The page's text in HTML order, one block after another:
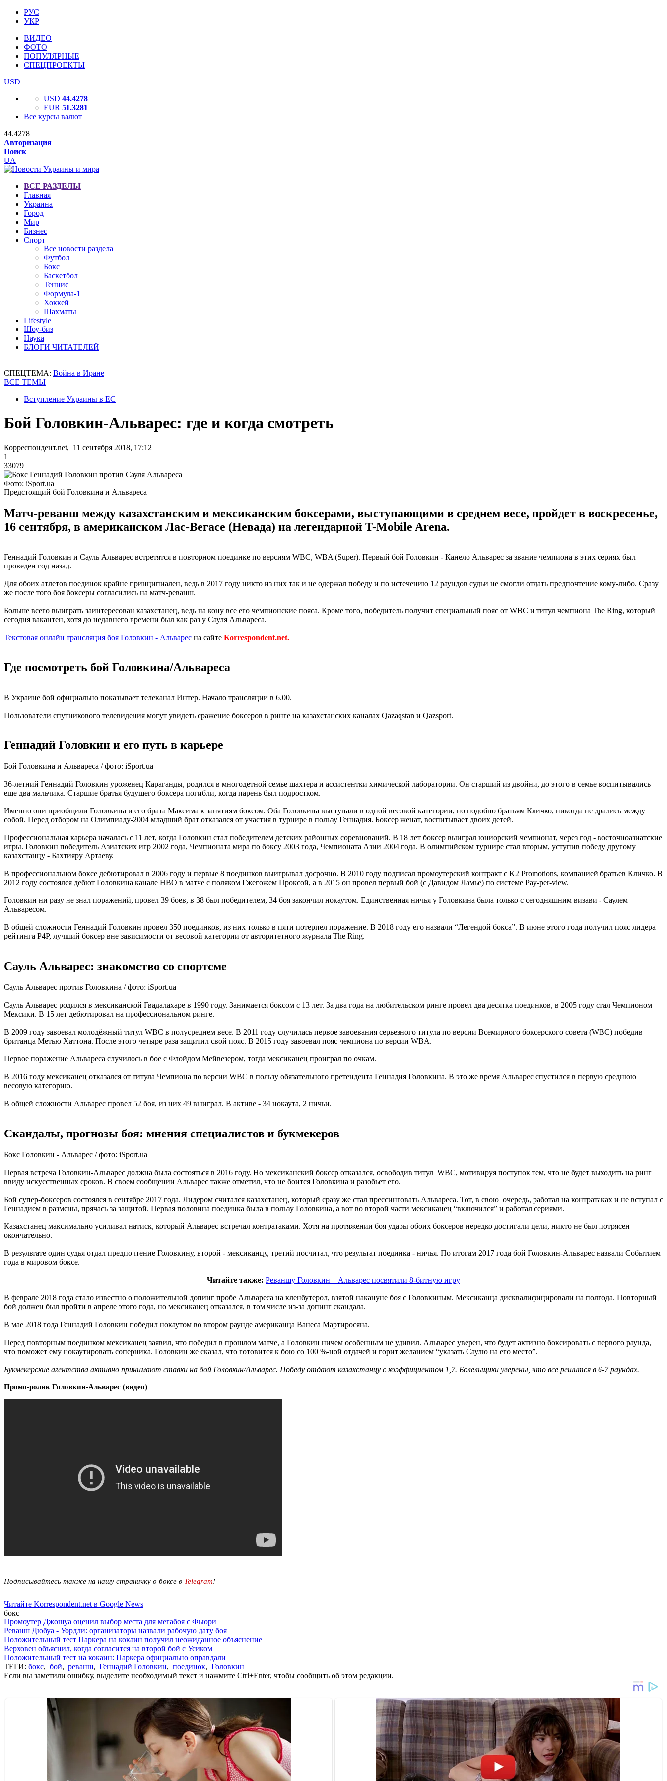
РУС
УКР
ВИДЕО
ФОТО
ПОПУЛЯРНЫЕ
СПЕЦПРОЕКТЫ
USD
USD 44.4278
EUR 51.3281
Все курсы валют
44.4278
Авторизация
Поиск
UA
ВСЕ РАЗДЕЛЫ
Главная
Украина
Город
Мир
Бизнес
Спорт
Все новости раздела
Футбол
Бокс
Баскетбол
Теннис
Формула-1
Хоккей
Шахматы
Lifestyle
Шоу-биз
Наука
БЛОГИ ЧИТАТЕЛЕЙ
СПЕЦТЕМА: Война в Иране
ВСЕ ТЕМЫ
Вступление Украины в ЕС
Бой Головкин-Альварес: где и когда смотреть
Корреспондент.net, 11 сентября 2018, 17:12
1
33079
Фото: iSport.ua
Предстоящий бой Головкина и Альвареса
Матч-реванш между казахстанским и мексиканским боксерами, выступающими в среднем весе, пройдет в воскресенье,
16 сентября, в американском Лас-Вегасе (Невада) на легендарной T-Mobile Arena.
Геннадий Головкин и Сауль Альварес встретятся в повторном поединке по версиям WBC, WBA (Super). Первый бой Головкин - Канело Альварес за звание чемпиона в этих сериях был
проведен год назад.
Для обоих атлетов поединок крайне принципиален, ведь в 2017 году никто из них так и не одержал победу и по истечению 12 раундов судьи не смогли отдать предпочтение кому-либо. Сразу
же после того боя боксеры согласились на матч-реванш.
Больше всего выиграть заинтересован казахстанец, ведь на кону все его чемпионские пояса. Кроме того, победитель получит специальный пояс от WBC и титул чемпиона The Ring, который
сегодня вакантен, хотя до недавнего времени был как раз у Сауля Альвареса.
Текстовая онлайн трансляция боя Головкин - Альварес на сайте Korrespondent.net.
Где посмотреть бой Головкина/Альвареса
В Украине бой официально показывает телеканал Интер. Начало трансляции в 6.00.
Пользователи спутникового телевидения могут увидеть сражение боксеров в ринге на казахстанских каналах Qazaqstan и Qazsport.
Геннадий Головкин и его путь в карьере
Бой Головкина и Альвареса / фото: iSport.ua
36-летний Геннадий Головкин уроженец Караганды, родился в многодетной семье шахтера и ассистентки химической лаборатории. Он старший из двойни, до этого в семье воспитывались
еще два мальчика. Старшие братья будущего боксера погибли, когда парень был подростком.
Именно они приобщили Головкина и его брата Максима к занятиям боксом. Оба Головкина выступали в одной весовой категории, но подобно братьям Кличко, никогда не дрались между
собой. Перед отбором на Олимпиаду-2004 младший брат отказался от участия в турнире в пользу Геннадия. Боксер женат, воспитывает двоих детей.
Профессиональная карьера началась с 11 лет, когда Головкин стал победителем детских районных соревнований. В 18 лет боксер выиграл юниорский чемпионат, через год - восточноазиатские
игры. Головкин победитель Азиатских игр 2002 года, Чемпионата мира по боксу 2003 года, Чемпионата Азии 2004 года. В олимпийском турнире стал вторым, уступив победу другому
казахстанцу - Бахтияру Артаеву.
В профессиональном боксе дебютировал в 2006 году и первые 8 поединков выигрывал досрочно. В 2010 году подписал промоутерский контракт с K2 Promotions, компанией братьев Кличко. В
2012 году состоялся дебют Головкина канале НВО в матче с поляком Гжегожем Проксой, а в 2015 он провел первый бой (с Давидом Ламье) по системе Pay-per-view.
Головкин ни разу не знал поражений, провел 39 боев, в 38 был победителем, 34 боя закончил нокаутом. Единственная ничья у Головкина была только с сегодняшним визави - Саулем
Альваресом.
В общей сложности Геннадий Головкин провел 350 поединков, из них только в пяти потерпел поражение. В 2018 году его назвали “Легендой бокса”. В июне этого года получил пояс лидера
рейтинга P4P, лучший боксер вне зависимости от весовой категории от авторитетного журнала The Ring.
Сауль Альварес: знакомство со спортсме
Сауль Альварес против Головкина / фото: iSport.ua
Сауль Альварес родился в мексиканской Гвадалахаре в 1990 году. Занимается боксом с 13 лет. За два года на любительском ринге провел два десятка поединков, в 2005 году стал Чемпионом
Мексики. В 15 лет дебютировал на профессиональном ринге.
В 2009 году завоевал молодёжный титул WBC в полусреднем весе. В 2011 году случилась первое завоевания серьезного титула по версии Всемирного боксерского совета (WBC) победив
британца Метью Хаттона. После этого четыре раза защитил свой пояс. В 2015 году завоевал пояс чемпиона по версии WBA.
Первое поражение Альвареса случилось в бое с Флойдом Мейвезером, тогда мексиканец проиграл по очкам.
В 2016 году мексиканец отказался от титула Чемпиона по версии WBC в пользу обязательного претендента Геннадия Головкина. В это же время Альварес спустился в первую среднюю
весовую категорию.
В общей сложности Альварес провел 52 боя, из них 49 выиграл. В активе - 34 нокаута, 2 ничьи.
Скандалы, прогнозы боя: мнения специалистов и букмекеров
Бокс Головкин - Альварес / фото: iSport.ua
Первая встреча Головкин-Альварес должна была состояться в 2016 году. Но мексиканский боксер отказался, освободив титул WBC, мотивируя поступок тем, что не будет выходить на ринг
ввиду искусственных сроков. В своем сообщении Альварес также отметил, что не боится Головкина и разобьет его.
Бой супер-боксеров состоялся в сентябре 2017 года. Лидером считался казахстанец, который сразу же стал прессинговать Альвареса. Тот, в свою очередь, работал на контратаках и не вступал с
Геннадием в размены, прячась за защитой. Первая половина поединка была в пользу Головкина, а вот во второй части мексиканец “включился” и работал сериями.
Казахстанец максимально усиливал натиск, который Альварес встречал контратаками. Хотя на протяжении боя удары обоих боксеров нередко достигали цели, никто не был потрясен
окончательно.
В результате один судья отдал предпочтение Головкину, второй - мексиканцу, третий посчитал, что результат поединка - ничья. По итогам 2017 года бой Головкин-Альварес назвали Событием
года в мировом боксе.
Читайте также: Реваншу Головкин – Альварес посвятили 8-битную игру
В феврале 2018 года стало известно о положительной допинг пробе Альвареса на кленбутерол, взятой накануне боя с Головкиным. Мексиканца дисквалифицировали на полгода. Повторный
бой должен был пройти в апреле этого года, но мексиканец отказался, в том числе из-за допинг скандала.
В мае 2018 года Геннадий Головкин победил нокаутом во втором раунде американца Ванеса Мартиросяна.
Перед повторным поединком мексиканец заявил, что победил в прошлом матче, а Головкин ничем особенным не удивил. Альварес уверен, что будет активно боксировать с первого раунда,
что поможет ему нокаутировать соперника. Головкин же сказал, что готовится к бою со 100 %-ной отдачей и горит желанием “указать Саулю на его место”.
Букмекерские агентства активно принимают ставки на бой Головкин/Альварес. Победу отдают казахстанцу с коэффициентом 1,7. Болельщики уверены, что все решится в 6-7 раундах.
Промо-ролик Головкин-Альварес (видео)
Подписывайтесь также на нашу страничку о боксе в Telegram!
Читайте Korrespondent.net в Google News
бокс
Промоутер Джошуа оценил выбор места для мегабоя с Фьюри
Реванш Дюбуа - Уордли: организаторы назвали рабочую дату боя
Положительный тест Паркера на кокаин получил неожиданное объяснение
Верховен объяснил, когда согласится на второй бой с Усиком
Положительный тест на кокаин: Паркера официально оправдали
ТЕГИ: бокс, бой, реванш, Геннадий Головкин, поединок, Головкин
Если вы заметили ошибку, выделите необходимый текст и нажмите Ctrl+Enter, чтобы сообщить об этом редакции.